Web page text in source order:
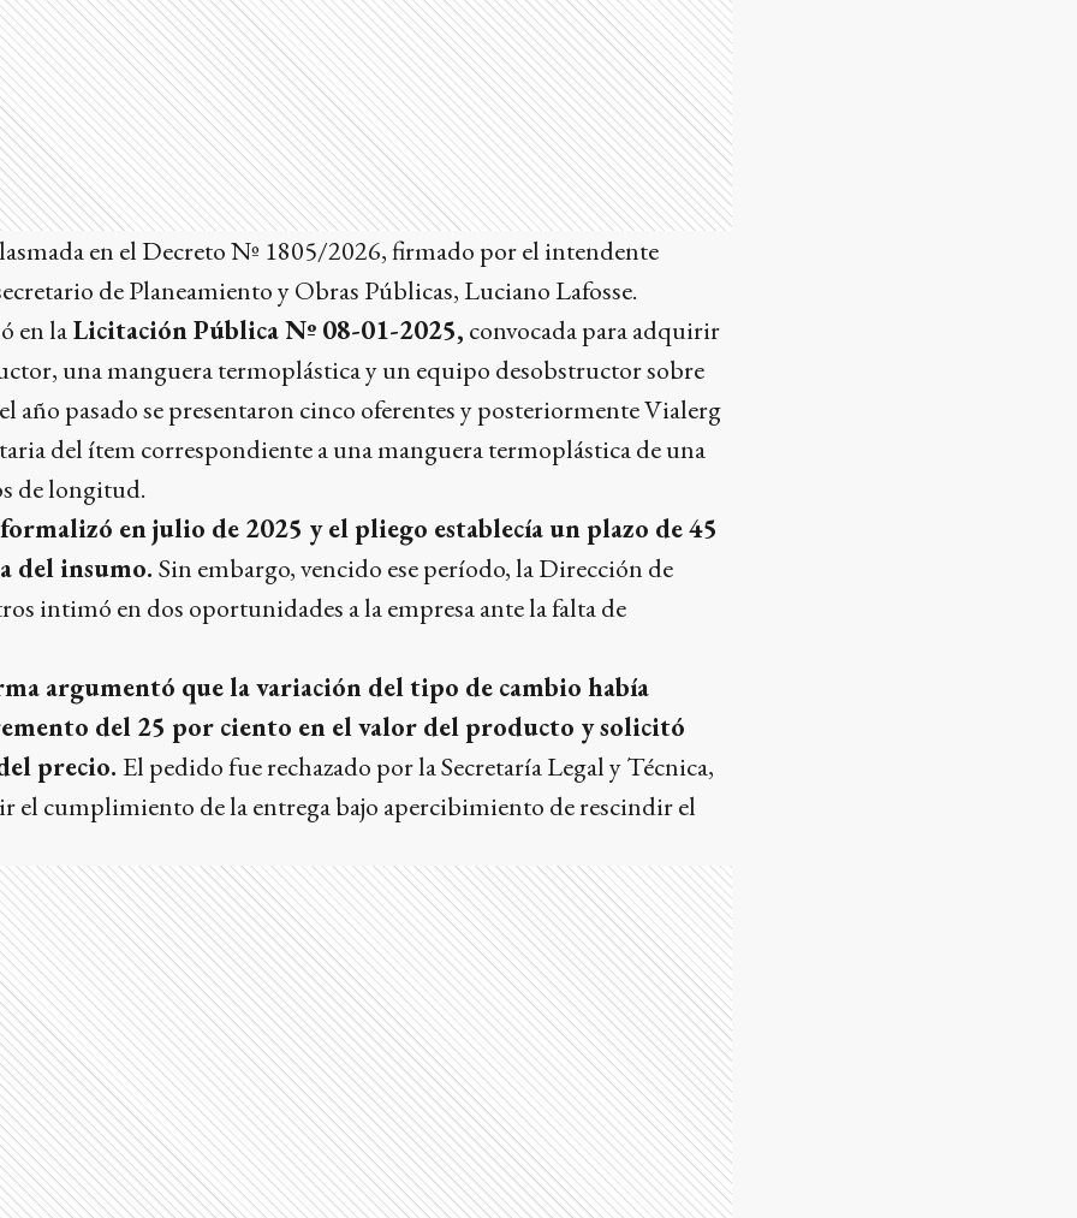
en el Decreto Nº 1805/2026, firmado por el intendente
de Planeamiento y Obras Públicas, Luciano Lafosse.
en laLicitación Pública Nº 08-01-2025, convocada para adquirir
una manguera termoplástica y un equipo desobstructor sobre
año pasado se presentaron cinco oferentes y posteriormente Vialerg
del ítem correspondiente a una manguera termoplástica de una
de longitud.
en julio de 2025 y el pliego establecía un plazo de 45
del insumo. Sin embargo, vencido ese período, la Dirección de
intimó en dos oportunidades a la empresa ante la falta de
argumentó que la variación del tipo de cambio había
del 25 por ciento en el valor del producto y solicitó
precio. El pedido fue rechazado por la Secretaría Legal y Técnica,
el cumplimiento de la entrega bajo apercibimiento de rescindir el